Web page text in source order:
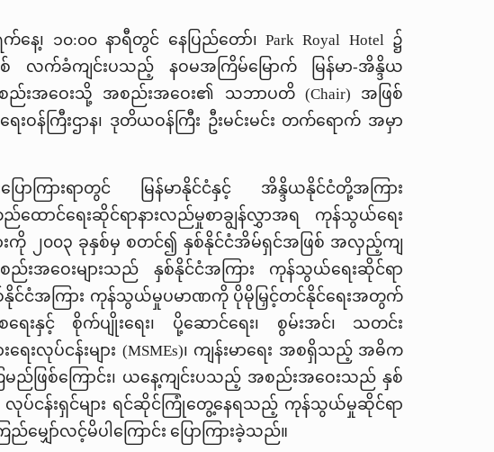
က်နေ့၊ ၁၀:၀၀ နာရီတွင် နေပြည်တော်၊ Park Royal Hotel ၌
စ် လက်ခံကျင်းပသည့် နဝမအကြိမ်မြောက် မြန်မာ-အိန္ဒိယ
ည်းအဝေးသို့ အစည်းအဝေး၏ သဘာပတိ (Chair) အဖြစ်
းဝန်ကြီးဌာန၊ ဒုတိယဝန်ကြီး ဦးမင်းမင်း တက်ရောက် အမှာ
ာကြားရာတွင် မြန်မာနိုင်ငံနှင့်
အိန္ဒိယနိုင်ငံတို့အကြား
ောင်ရေးဆိုင်ရာနားလည်မှုစာချွန်လွှာအရ ကုန်သွယ်ရေး
ကို ၂၀၀၃ ခုနှစ်မှ စတင်၍ နှစ်နိုင်ငံအိမ်ရှင်အဖြစ် အလှည့်ကျ
ည်းအဝေးများသည် နှစ်နိုင်ငံအကြား ကုန်သွယ်ရေးဆိုင်ရာ
စ်နိုင်ငံအကြား ကုန်သွယ်မှုပမာဏကို ပိုမိုမြှင့်တင်နိုင်ရေးအတွက်
ေးနှင့် စိုက်ပျိုးရေး၊ ပို့ဆောင်ရေး၊ စွမ်းအင်၊ သတင်း
ေးလုပ်ငန်းများ (MSMEs)၊ ကျန်းမာရေး အစရှိသည့် အဓိက
ြမည်ဖြစ်ကြောင်း၊ ယနေ့ကျင်းပသည့် အစည်းအဝေးသည် နှစ်
း လုပ်ငန်းရှင်များ ရင်ဆိုင်ကြုံတွေ့နေရသည့် ကုန်သွယ်မှုဆိုင်ရာ
မျှော်လင့်မိပါကြောင်း ပြောကြားခဲ့သည်။